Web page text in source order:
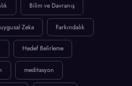
Bilim ve Davranış
Zeka Farkındalık
Hedef Belirleme
meditasyon